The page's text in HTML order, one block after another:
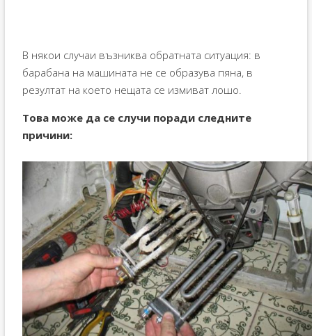
В някои случаи възниква обратната ситуация: в
барабана на машината не се образува пяна, в
резултат на което нещата се измиват лошо.
Това може да се случи поради следните
причини: